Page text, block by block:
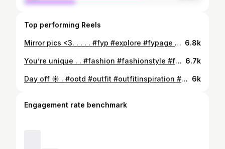
Top performing Reels
Mirror pics <3. . . . . #fyp #explore #fypage #lisbon 6.8k
You’re unique . . #fashion #fashionstyle #fashioninspo #moda #modaportugal #inspo #blogguer_de #lisbon #lastsummerdays #hm #ootdinspiration #ootd #ootdfashion #ootdshare ##portugueseblogger #ootdmagazine #influencer @hm @ootdmagazine @getintothisstyle 6.7k
Day off ☀️ . #ootd #outfit #outfitinspiration #outfitoftheday #ootdfashion #inspiration #looks #lookstyle #instalove #love #happy #f4f #l4l #followｍe #instagram #portugal #dayoff #workoutmotivation #fitness #fitnessportugal #fitnessmodel #workout #bootybuilding #gymlife 6k
Engagement rate benchmark